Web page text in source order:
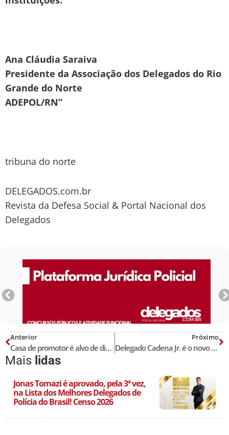
Ana Cláudia Saraiva
Presidente da Associação dos Delegados do Rio
Grande do Norte
ADEPOL/RN”
tribuna do norte
DELEGADOS.com.br
Revista da Defesa Social & Portal Nacional dos
Delegados
Anterior
Casa de promotor é alvo de disparos
Próximo
Delegado Cadena Jr. é o novo Regional do Norte do Piauí
Mais lidas
Jonas Tomazi é aprovado, pela 3ª vez,
na Lista dos Melhores Delegados de
Polícia do Brasil! Censo 2026